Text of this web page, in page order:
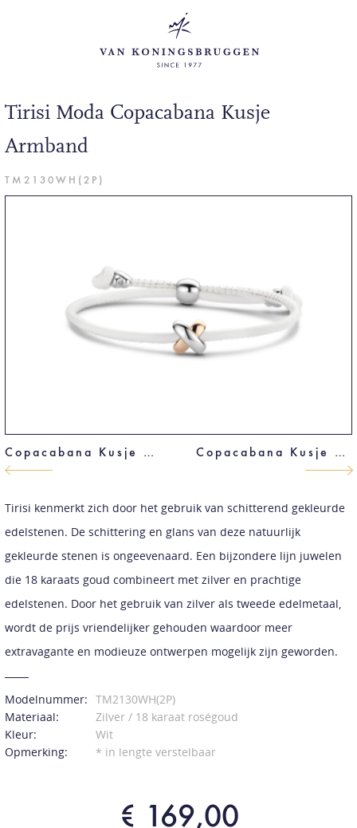
Tirisi Moda Copacabana Kusje
Armband
TM2130WH(2P)
Copacabana Kusje Armband Copacabana Kusje Armband
Tirisi kenmerkt zich door het gebruik van schitterend gekleurde
edelstenen. De schittering en glans van deze natuurlijk
gekleurde stenen is ongeevenaard. Een bijzondere lijn juwelen
die 18 karaats goud combineert met zilver en prachtige
edelstenen. Door het gebruik van zilver als tweede edelmetaal,
wordt de prijs vriendelijker gehouden waardoor meer
extravagante en modieuze ontwerpen mogelijk zijn geworden.
Modelnummer: TM2130WH(2P)
Materiaal:
Zilver / 18 karaat roségoud
Kleur:
Wit
Opmerking:
* in lengte verstelbaar
€ 169,00